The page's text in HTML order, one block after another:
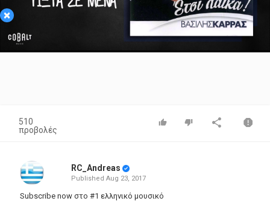
×
Video
510
προβολές
RC_Andreas
Published Aug 23, 2017
Subscribe now στο #1 ελληνικό μουσικό